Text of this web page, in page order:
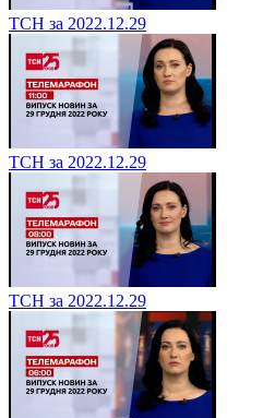
ТСН за 2022.12.29
ТСН за 2022.12.29
ТСН за 2022.12.29